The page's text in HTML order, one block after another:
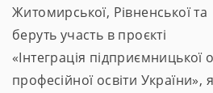
Житомирської, Рівненської та
беруть участь в проєкті
«Інтеграція підприємницької
професійної освіти України»,